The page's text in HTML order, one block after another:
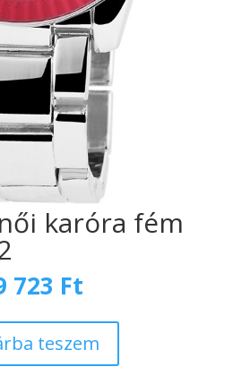
karóra fém
Ft.
723 Ft
is:
9
723 Ft.
teszem